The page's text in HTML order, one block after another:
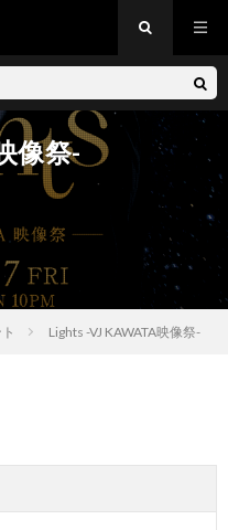
像祭-
Lights -VJ KAWATA映像祭-